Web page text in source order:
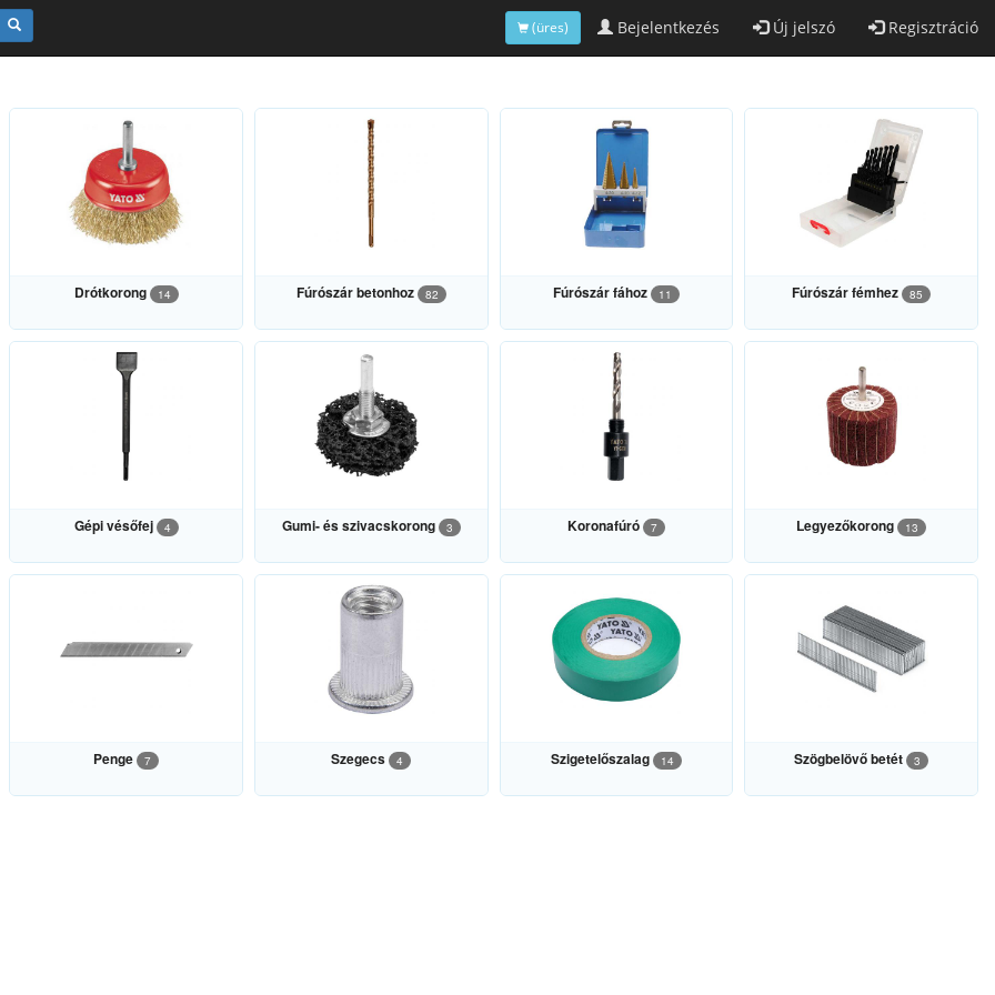
Bejelentkezés Új jelszó Regisztráció
(üres)
Drótkorong 14 Fúrószár betonhoz 82 Fúrószár fához 11 Fúrószár fémhez 85
Gépi vésőfej 4 Gumi- és szivacskorong 3 Koronafúró 7 Legyezőkorong 13
Penge 7 Szegecs 4 Szigetelőszalag 14 Szögbelövő betét 3